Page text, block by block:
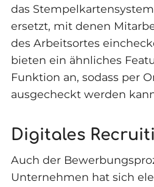
das
ersetzt, mit denen
des Arbeitsortes
bieten ein ähnliches
Funktion an, sodass per
ausgecheckt werden
Digitales
Auch der
Unternehmen hat sich